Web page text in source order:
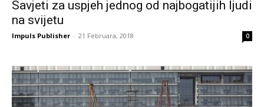
Savjeti za uspjeh jednog od najbogatijih ljudi
na svijetu
Impuls Publisher - 21 Februara, 2018 0